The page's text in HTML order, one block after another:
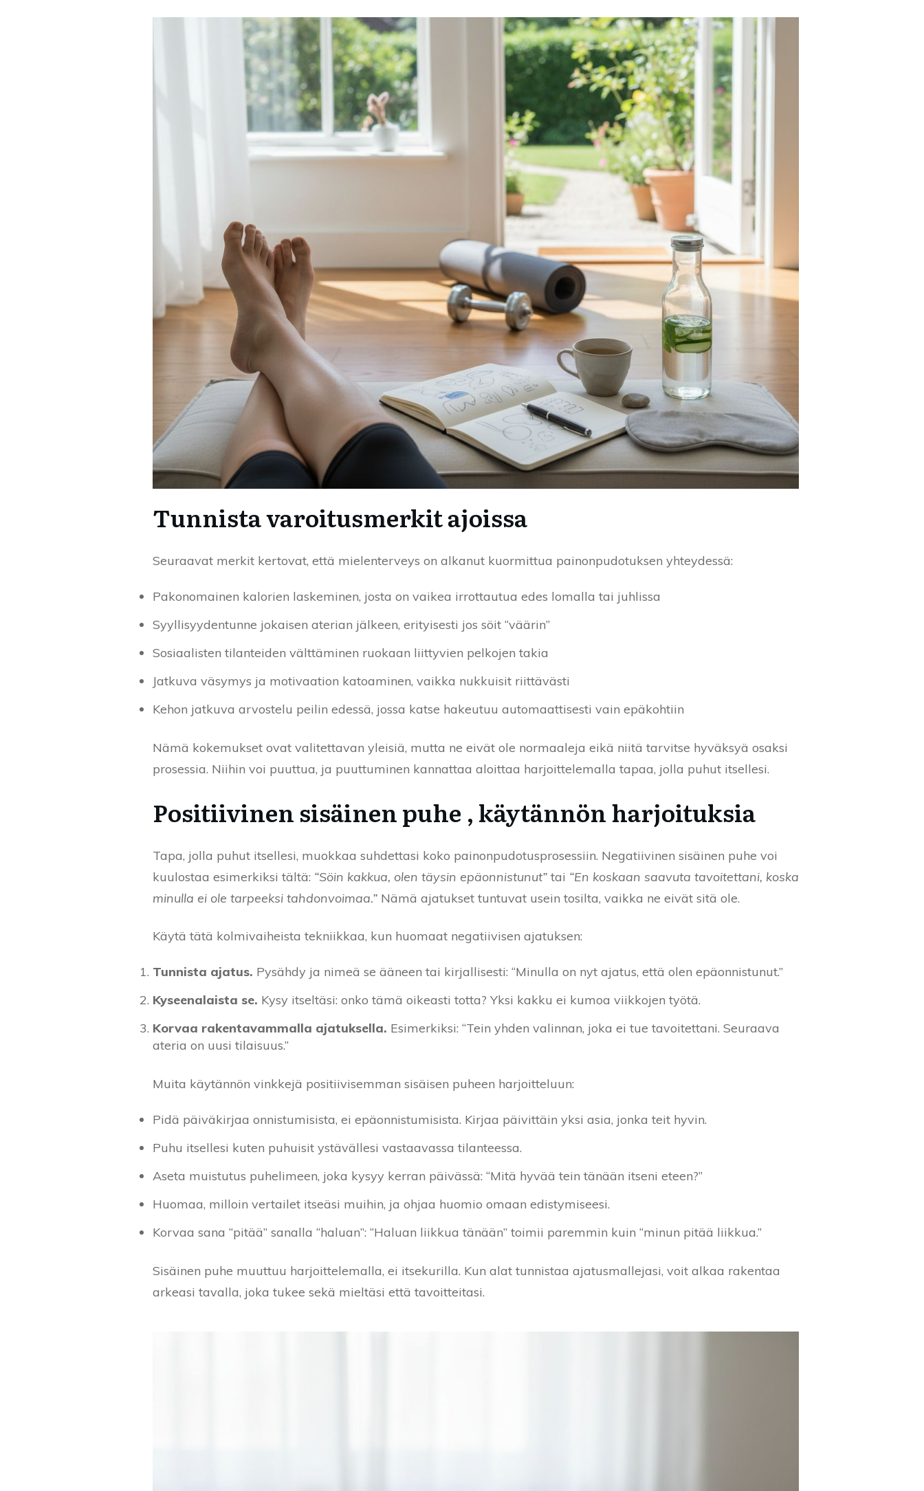
Tunnista varoitusmerkit ajoissa
Seuraavat merkit kertovat, että mielenterveys on alkanut kuormittua painonpudotuksen yhteydessä:
Pakonomainen kalorien laskeminen, josta on vaikea irrottautua edes lomalla tai juhlissa
Syyllisyydentunne jokaisen aterian jälkeen, erityisesti jos söit “väärin”
Sosiaalisten tilanteiden välttäminen ruokaan liittyvien pelkojen takia
Jatkuva väsymys ja motivaation katoaminen, vaikka nukkuisit riittävästi
Kehon jatkuva arvostelu peilin edessä, jossa katse hakeutuu automaattisesti vain epäkohtiin
Nämä kokemukset ovat valitettavan yleisiä, mutta ne eivät ole normaaleja eikä niitä tarvitse hyväksyä osaksi
prosessia. Niihin voi puuttua, ja puuttuminen kannattaa aloittaa harjoittelemalla tapaa, jolla puhut itsellesi.
Positiivinen sisäinen puhe , käytännön harjoituksia
Tapa, jolla puhut itsellesi, muokkaa suhdettasi koko painonpudotusprosessiin. Negatiivinen sisäinen puhe voi
kuulostaa esimerkiksi tältä: “Söin kakkua, olen täysin epäonnistunut” tai “En koskaan saavuta tavoitettani, koska
minulla ei ole tarpeeksi tahdonvoimaa.” Nämä ajatukset tuntuvat usein tosilta, vaikka ne eivät sitä ole.
Käytä tätä kolmivaiheista tekniikkaa, kun huomaat negatiivisen ajatuksen:
Tunnista ajatus. Pysähdy ja nimeä se ääneen tai kirjallisesti: “Minulla on nyt ajatus, että olen epäonnistunut.”
Kyseenalaista se. Kysy itseltäsi: onko tämä oikeasti totta? Yksi kakku ei kumoa viikkojen työtä.
Korvaa rakentavammalla ajatuksella. Esimerkiksi: “Tein yhden valinnan, joka ei tue tavoitettani. Seuraava
ateria on uusi tilaisuus.”
Muita käytännön vinkkejä positiivisemman sisäisen puheen harjoitteluun:
Pidä päiväkirjaa onnistumisista, ei epäonnistumisista. Kirjaa päivittäin yksi asia, jonka teit hyvin.
Puhu itsellesi kuten puhuisit ystävällesi vastaavassa tilanteessa.
Aseta muistutus puhelimeen, joka kysyy kerran päivässä: “Mitä hyvää tein tänään itseni eteen?”
Huomaa, milloin vertailet itseäsi muihin, ja ohjaa huomio omaan edistymiseesi.
Korvaa sana “pitää” sanalla “haluan”: “Haluan liikkua tänään” toimii paremmin kuin “minun pitää liikkua.”
Sisäinen puhe muuttuu harjoittelemalla, ei itsekurilla. Kun alat tunnistaa ajatusmallejasi, voit alkaa rakentaa
arkeasi tavalla, joka tukee sekä mieltäsi että tavoitteitasi.